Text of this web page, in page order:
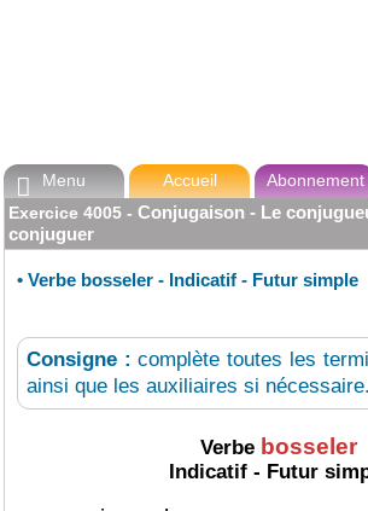
 Menu Accueil
Abonnement
Exercice 4005 - Conjugaison - Le
conjuguer
• Verbe bosseler - Indicatif - Futur simple
Consigne :complète toutes les
ainsi que les auxiliaires si nécessaire.
Verbe bosseler
Indicatif - Futur